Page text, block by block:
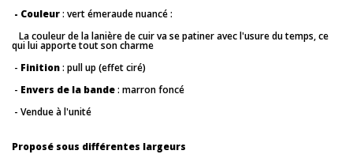
- Couleur: vert émeraude nuancé :
La couleur de la lanière de cuir va se patiner avec l'usure du temps, ce
qui lui apporte tout son charme
- Finition: pull up (effet ciré)
- Envers de la bande: marron foncé
- Vendue à l'unité
Proposé sous différentes largeurs